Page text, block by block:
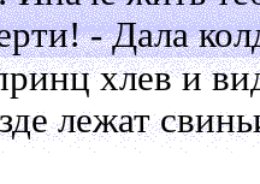
- Дала
хлев и
лежат